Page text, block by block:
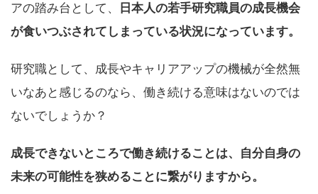
アの踏み台として、
日本人の若手研究職員の成長機会
が食いつぶされてしまっている状況になっています。
研究職として、成長やキャリアアップの機械が全然無
いなあと感じるのなら、働き続ける意味はないのでは
ないでしょうか？
成長できないところで働き続けることは、自分自身の
未来の可能性を狭めることに繋がりますから。